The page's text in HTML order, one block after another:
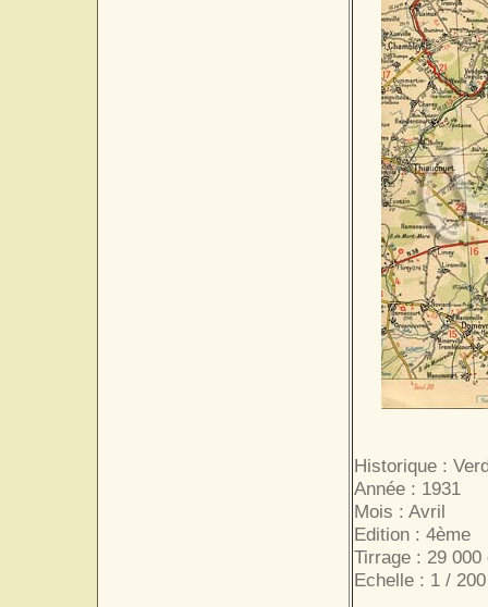
Historique :
Année : 1931
Mois : Avril
Edition : 4ème
Tirrage : 29
Echelle : 1 /